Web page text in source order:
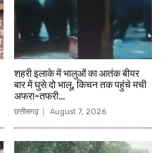
शहरी इलाके में भालुओं का आतंक बीयर
बार में घुसे दो भालू, किचन तक पहुंचे मची
अफरा-तफरी…
छत्तीसगढ़ August 7, 2026